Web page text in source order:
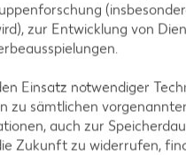
zur Entwicklung von
Einsatz notwendiger
zu sämtlichen
auch zur
Zukunft zu widerrufen,